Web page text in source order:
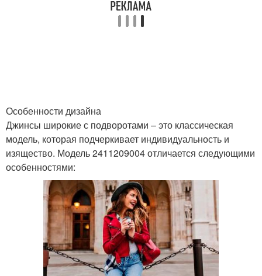
Особенности дизайна
Джинсы широкие с подворотами – это классическая
модель, которая подчеркивает индивидуальность и
изящество. Модель 2411209004 отличается следующими
особенностями: